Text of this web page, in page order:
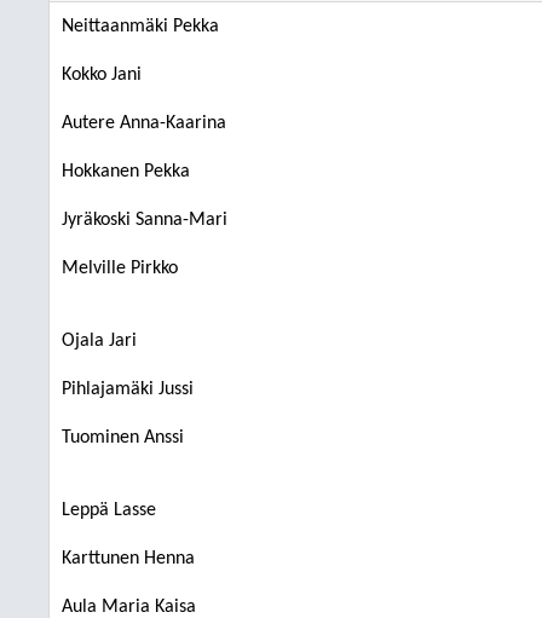
Neittaanmäki Pekka
Kokko Jani
Autere Anna-Kaarina
Hokkanen Pekka
Jyräkoski Sanna-Mari
Melville Pirkko
Ojala Jari
Pihlajamäki Jussi
Tuominen Anssi
Leppä Lasse
Karttunen Henna
Aula Maria Kaisa